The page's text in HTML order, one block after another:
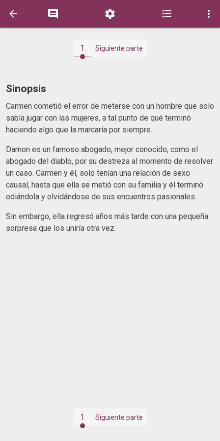
    
1 Siguiente parte
Sinopsis
Carmen cometió el error de meterse con un hombre que solo
sabía jugar con las mujeres, a tal punto de qué terminó
haciendo algo que la marcaría por siempre.
Damon es un famoso abogado, mejor conocido, como el
abogado del diablo, por su destreza al momento de resolver
un caso. Carmen y él, solo tenían una relación de sexo
causal, hasta que ella se metió con su familia y él terminó
odiándola y olvidándose de sus encuentros pasionales.
Sin embargo, ella regresó años más tarde con una pequeña
sorpresa que los uniría otra vez.
1 Siguiente parte